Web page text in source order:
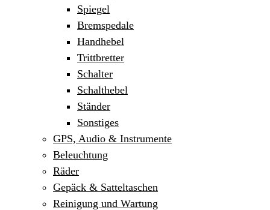
Spiegel
Bremspedale
Handhebel
Trittbretter
Schalter
Schalthebel
Ständer
Sonstiges
GPS, Audio & Instrumente
Beleuchtung
Räder
Gepäck & Satteltaschen
Reinigung und Wartung